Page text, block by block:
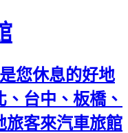
您休息的好地
台中、板橋、
旅客來汽車旅館